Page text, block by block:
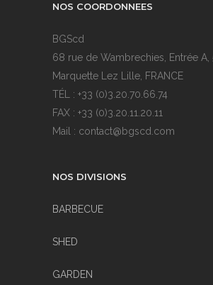
NOS COORDONNEES
BGScd
68 rue de Wambrechies, Entrée A,
Marquette Lez Lille, FRANCE
TÉL : +33 (0)3.20.70.66.74
FAX : +33 (0)3.20.11.20.11
Mail : contact@bgscd.com
NOS DIVISIONS
BARBECUE
SHED
GARDEN